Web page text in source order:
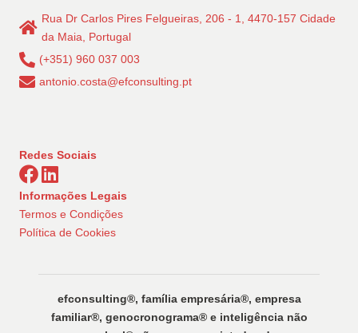
Rua Dr Carlos Pires Felgueiras, 206 - 1, 4470-157 Cidade
da Maia, Portugal
(+351) 960 037 003
antonio.costa@efconsulting.pt
Redes Sociais
Informações Legais
Termos e Condições
Política de Cookies
efconsulting®️, família empresária®️, empresa
familiar®️, genocronograma®️ e inteligência não